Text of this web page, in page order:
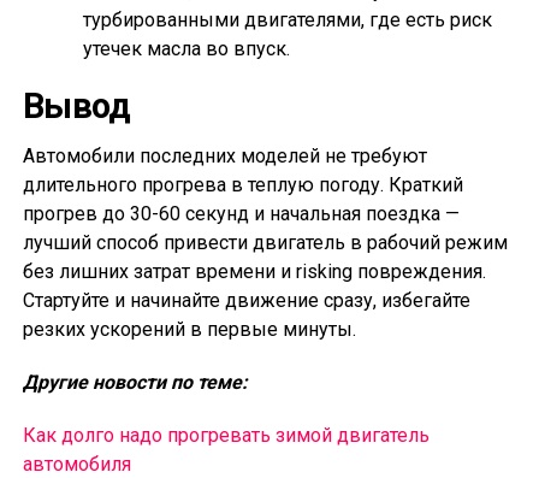
турбированными двигателями, где есть риск
утечек масла во впуск.
Вывод
Автомобили последних моделей не требуют
длительного прогрева в теплую погоду. Краткий
прогрев до 30-60 секунд и начальная поездка —
лучший способ привести двигатель в рабочий режим
без лишних затрат времени и risking повреждения.
Стартуйте и начинайте движение сразу, избегайте
резких ускорений в первые минуты.
Другие новости по теме:
Как долго надо прогревать зимой двигатель
автомобиля